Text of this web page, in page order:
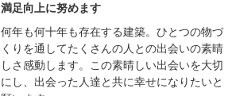
満足向上に努めます
何年も何十年も存在する建築。ひとつの物づ
くりを通してたくさんの人との出会いの素晴
しさ感動します。この素晴しい出会いを大切
にし、出会った人達と共に幸せになりたいと